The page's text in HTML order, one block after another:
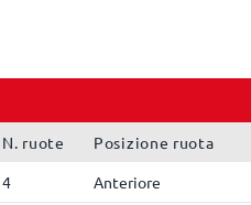
N. ruote Posizione ruota
4 Anteriore